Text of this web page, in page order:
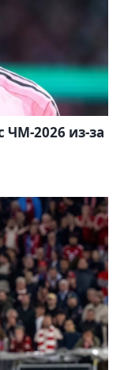
ЧМ-2026 из-за